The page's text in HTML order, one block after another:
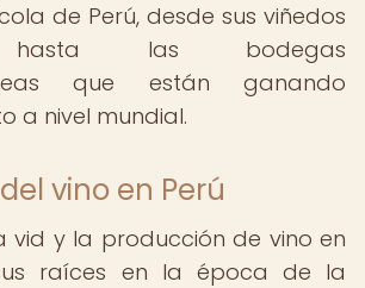
de Perú, desde sus viñedos
hasta las bodegas
que están ganando
a nivel mundial.
vino en Perú
vid y la producción de vino en
raíces en la época de la